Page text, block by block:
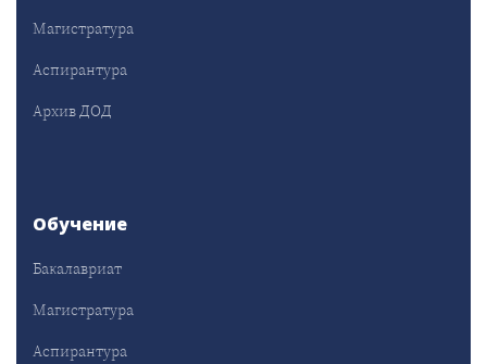
Магистратура
Аспирантура
Архив ДОД
Обучение
Бакалавриат
Магистратура
Аспирантура